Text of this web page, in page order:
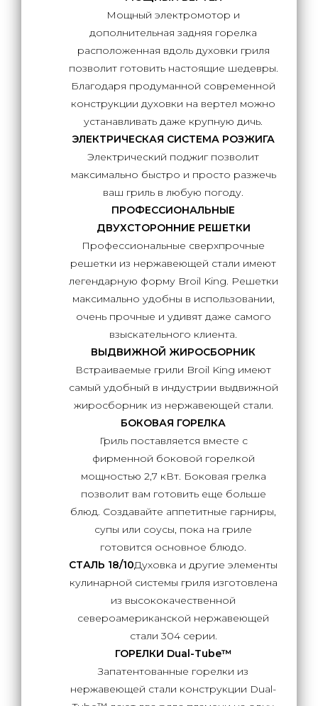
Мощный электромотор и
дополнительная задняя горелка
расположенная вдоль духовки гриля
позволит готовить настоящие шедевры.
Благодаря продуманной современной
конструкции духовки на вертел можно
устанавливать даже крупную дичь.
ЭЛЕКТРИЧЕСКАЯ СИСТЕМА РОЗЖИГА
Электрический поджиг позволит
максимально быстро и просто разжечь
ваш гриль в любую погоду.
ПРОФЕССИОНАЛЬНЫЕ
ДВУХСТОРОННИЕ РЕШЕТКИ
Профессиональные сверхпрочные
решетки из нержавеющей стали имеют
легендарную форму Broil King. Решетки
максимально удобны в использовании,
очень прочные и удивят даже самого
взыскательного клиента.
ВЫДВИЖНОЙ ЖИРОСБОРНИК
Встраиваемые грили Broil King имеют
самый удобный в индустрии выдвижной
жиросборник из нержавеющей стали.
БОКОВАЯ ГОРЕЛКА
Гриль поставляется вместе с
фирменной боковой горелкой
мощностью 2,7 кВт. Боковая грелка
позволит вам готовить еще больше
блюд. Создавайте аппетитные гарниры,
супы или соусы, пока на гриле
готовится основное блюдо.
СТАЛЬ 18/10Духовка и другие элементы
кулинарной системы гриля изготовлена
из высококачественной
североамериканской нержавеющей
стали 304 серии.
ГОРЕЛКИ Dual-Tube™
Запатентованные горелки из
нержавеющей стали конструкции Dual-